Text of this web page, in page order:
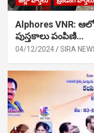
Alphores VNR:
పుస్తకాలు పంపిణి…
04/12/2024 SIRA